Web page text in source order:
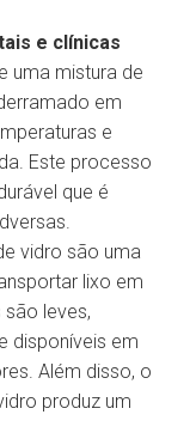
e clínicas
uma mistura de
em
e
Este processo
que é
vidro são uma
lixo em
são leves,
disponíveis em
Além disso, o
produz um